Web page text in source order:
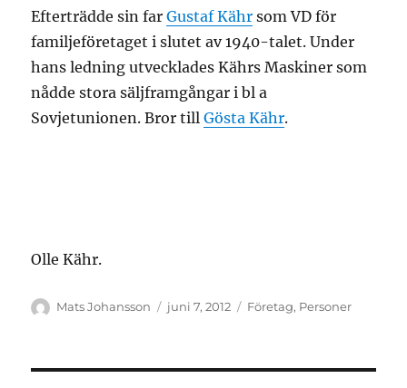
Efterträdde sin farGustaf Kähr som VD för
familjeföretaget i slutet av 1940-talet. Under
hans ledning utvecklades Kährs Maskiner som
nådde stora säljframgångar i bl a
Sovjetunionen. Bror tillGösta Kähr.
Olle Kähr.
Författare
Mats Johansson
Publicerat
juni 7, 2012 Kategorier
Företag, Personer